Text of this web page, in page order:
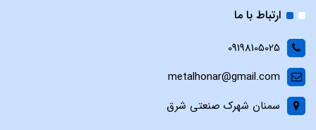
ارتباط با ما
09198105025
metalhonar@gmail.com
سمنان شهرک صنعتی شرق